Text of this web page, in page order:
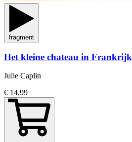
fragment
Het kleine chateau in Frankrijk
Julie Caplin
€ 14,99